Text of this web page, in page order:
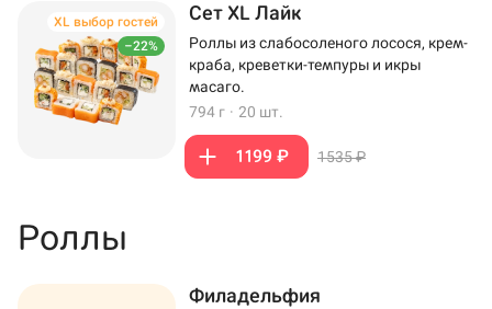
–22%
XL выбор гостей Сет XL Лайк
Роллы из слабосоленого лосося, крем-
краба, креветки-темпуры и икры
масаго.
794 г · 20 шт.
1199 ₽ 1535 ₽
Роллы
Филадельфия